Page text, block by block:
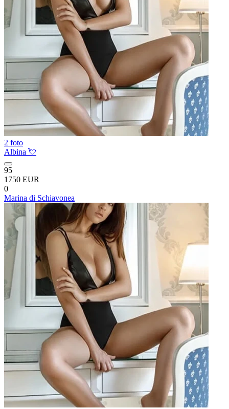
2 foto
Albina 💘
95
1750 EUR
0
Marina di Schiavonea